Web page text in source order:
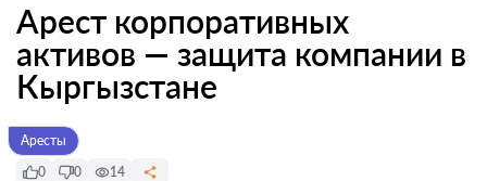
Арест корпоративных
активов — защита компании в
Кыргызстане
Аресты
0
0 14